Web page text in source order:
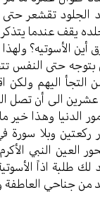
تقشعر حتى
عندما يتذكر
الأسوتيه؟
بتوجه حتى
اليهم ولكن
عشرين الى أن تصل
وهذا خير
ركعتين وبلا
النبي
طلبة اذاً
من جناحي العاطفة